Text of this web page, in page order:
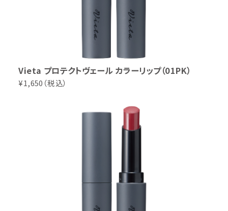
Vieta プロテクトヴェール カラーリップ（01PK）
¥1,650（税込）